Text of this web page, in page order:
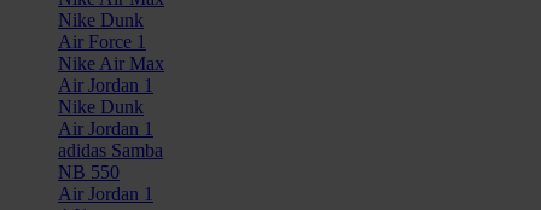
Nike Dunk
Air Force 1
Nike Air Max
Air Jordan 1
Nike Dunk
Air Jordan 1
adidas Samba
NB 550
Air Jordan 1